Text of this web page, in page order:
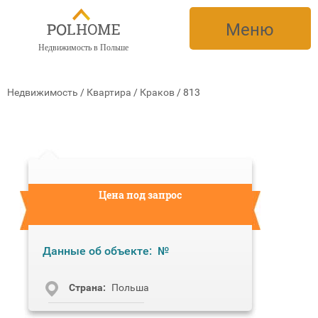
Недвижимость в Польше
Меню
Недвижимость / Квартира / Краков /813
Цена под запрос
Данные об объекте: №
Cтрана: Польша